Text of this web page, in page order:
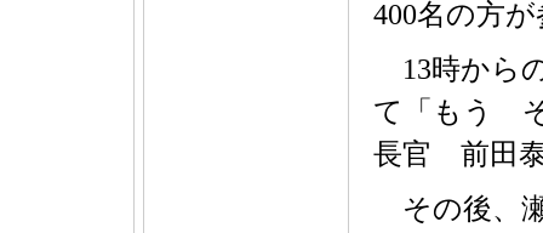
400名の方
13時から
て「もう
長官 前田
その後、